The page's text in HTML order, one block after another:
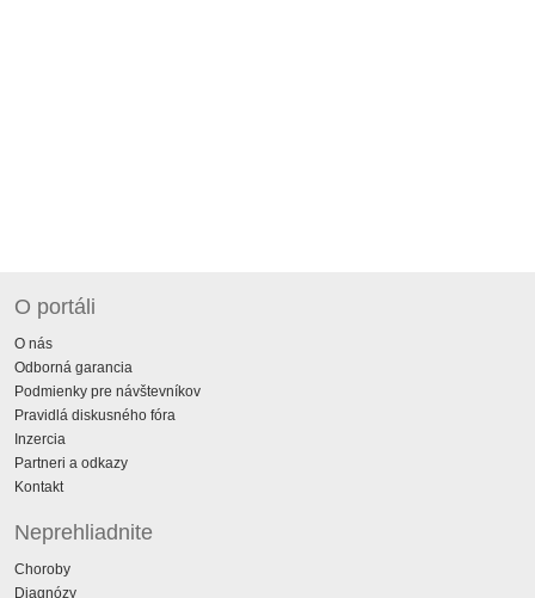
O portáli
O nás
Odborná garancia
Podmienky pre návštevníkov
Pravidlá diskusného fóra
Inzercia
Partneri a odkazy
Kontakt
Neprehliadnite
Choroby
Diagnózy